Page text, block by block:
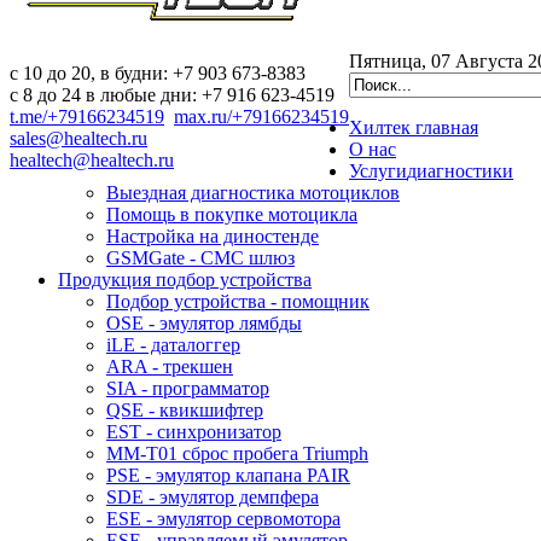
c 10 до 20, в будни: +7 903 673-8383
с 8 до 24 в любые дни: +7 916 623-4519
t.me/+79166234519 max.ru/+79166234519
sales@healtech.ru
healtech@healtech.ru
Пятница, 07 Августа
Хилтек главная
О нас
Услугидиагностики
Выездная диагностика мотоциклов
Помощь в покупке мотоцикла
Настройка на диностенде
GSMGate - СМС шлюз
Продукция подбор устройства
Подбор устройства - помощник
OSE - эмулятор лямбды
iLE - даталоггер
ARA - трекшен
SIA - программатор
QSE - квикшифтер
EST - синхронизатор
MM-T01 сброс пробега Triumph
PSE - эмулятор клапана PAIR
SDE - эмулятор демпфера
ESE - эмулятор сервомотора